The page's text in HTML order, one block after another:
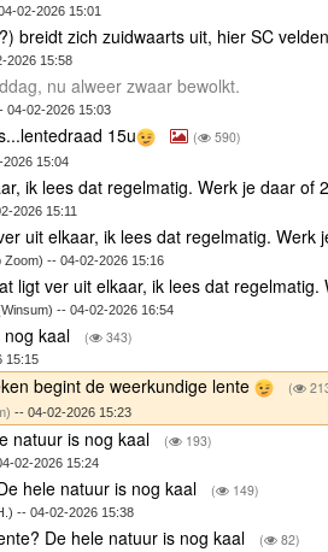
02-2026 15:01
breidt zich zuidwaarts uit, hier SC velden
2026 15:58
nu alweer zwaar bewolkt.
04-02-2026 15:03
15u ( 590)
15:04
ik lees dat regelmatig. Werk je daar of
2026 15:11
uit elkaar, ik lees dat regelmatig. Werk
Zoom) -- 04-02-2026 15:16
ligt ver uit elkaar, ik lees dat regelmatig.
-- 04-02-2026 16:54
kaal ( 343)
15:15
begint de weerkundige lente (
-- 04-02-2026 15:23
natuur is nog kaal ( 193)
02-2026 15:24
hele natuur is nog kaal ( 149)
-- 04-02-2026 15:38
De hele natuur is nog kaal ( 82)